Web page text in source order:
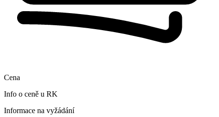
Cena
Info o ceně u RK
Informace na vyžádání